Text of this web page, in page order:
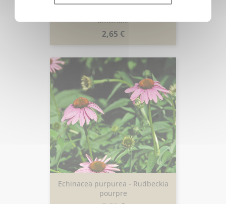
officinale
Prix
2,65 €
Echinacea purpurea - Rudbeckia
pourpre